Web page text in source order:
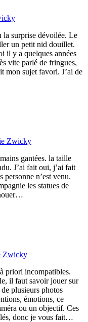
la surprise dévoilée. Le
un petit nid douillet.
il y a quelques années
vite parlé de fringues,
mon sujet favori. J’ai de
Zwicky
gantées. la taille
J’ai fait oui, j’ai fait
personne n’est venu.
les statues de
Zwicky
priori incompatibles.
il faut savoir jouer sur
plusieurs photos
émotions, ce
ou un objectif. Ces
donc je vous fait…